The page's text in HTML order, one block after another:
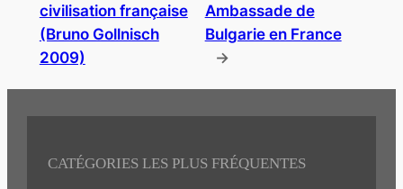
civilisation française
(Bruno Gollnisch
2009)
Ambassade de
Bulgarie en France
→
CATÉGORIES LES PLUS FRÉQUENTES